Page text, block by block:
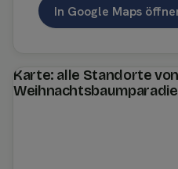
In Google Maps
Karte: alle Standorte von